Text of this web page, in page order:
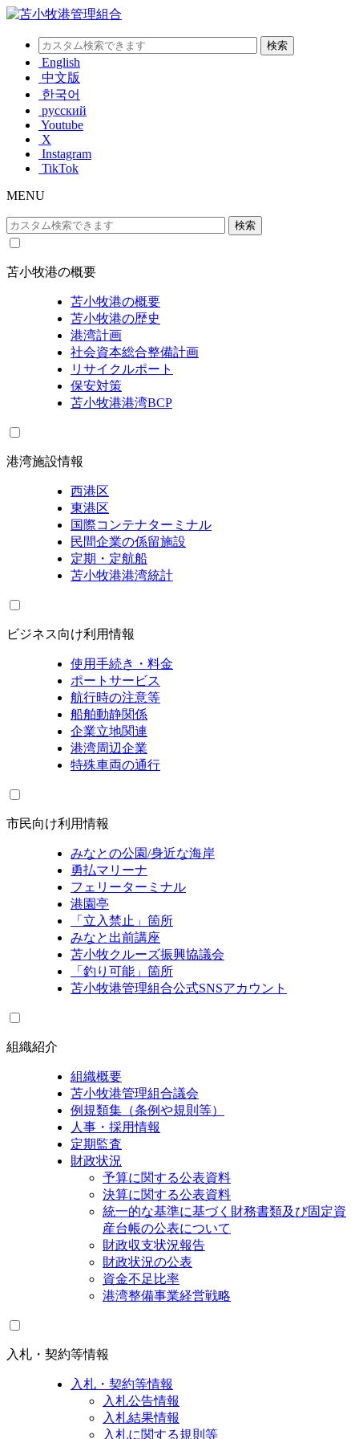
English
中文版
한국어
русский
Youtube
X
Instagram
TikTok
MENU
苫小牧港の概要
苫小牧港の概要
苫小牧港の歴史
港湾計画
社会資本総合整備計画
リサイクルポート
保安対策
苫小牧港港湾BCP
港湾施設情報
西港区
東港区
国際コンテナターミナル
民間企業の係留施設
定期・定航船
苫小牧港港湾統計
ビジネス向け利用情報
使用手続き・料金
ポートサービス
航行時の注意等
船舶動静関係
企業立地関連
港湾周辺企業
特殊車両の通行
市民向け利用情報
みなとの公園/身近な海岸
勇払マリーナ
フェリーターミナル
港園亭
「立入禁止」箇所
みなと出前講座
苫小牧クルーズ振興協議会
「釣り可能」箇所
苫小牧港管理組合公式SNSアカウント
組織紹介
組織概要
苫小牧港管理組合議会
例規類集（条例や規則等）
人事・採用情報
定期監査
財政状況
予算に関する公表資料
決算に関する公表資料
統一的な基準に基づく財務書類及び固定資
産台帳の公表について
財政収支状況報告
財政状況の公表
資金不足比率
港湾整備事業経営戦略
入札・契約等情報
入札・契約等情報
入札公告情報
入札結果情報
入札に関する規則等